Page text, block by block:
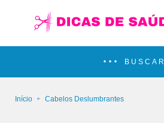
BUSCAR
Início Cabelos Deslumbrantes